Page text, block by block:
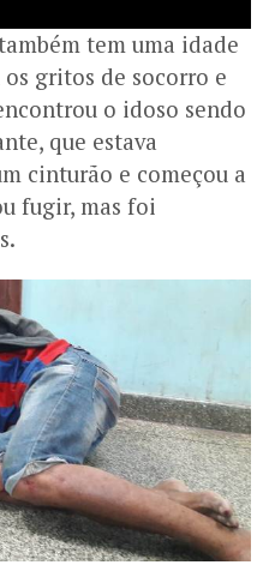
tem uma idade
os gritos de socorro e
o idoso sendo
que estava
cinturão e começou a
fugir, mas foi